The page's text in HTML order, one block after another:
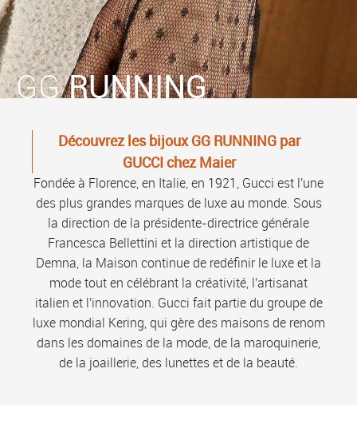
GGRUNNING
Découvrez les bijoux GG RUNNING par
GUCCI chez Maier
Fondée à Florence, en Italie, en 1921, Gucci est l'une
des plus grandes marques de luxe au monde. Sous
la direction de la présidente-directrice générale
Francesca Bellettini et la direction artistique de
Demna, la Maison continue de redéfinir le luxe et la
mode tout en célébrant la créativité, l'artisanat
italien et l'innovation. Gucci fait partie du groupe de
luxe mondial Kering, qui gère des maisons de renom
dans les domaines de la mode, de la maroquinerie,
de la joaillerie, des lunettes et de la beauté.